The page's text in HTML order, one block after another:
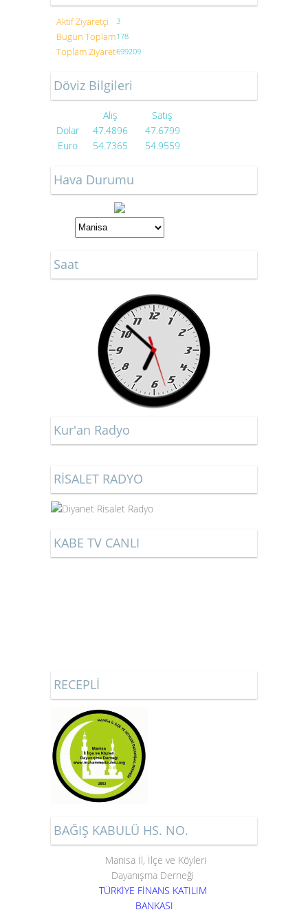
Aktif Ziyaretçi 3
Bugün Toplam178
Toplam Ziyaret699209
Döviz Bilgileri
Alış
Satış
Dolar
47.4896
47.6799
Euro
54.7365 54.9559
Hava Durumu
Saat
Kur'an Radyo
RİSALET RADYO
KABE TV CANLI
RECEPLİ
BAĞIŞ KABULÜ HS. NO.
Manisa İl, İlçe ve Köyleri
Dayanışma Derneği
TÜRKİYE FİNANS KATILIM
BANKASI